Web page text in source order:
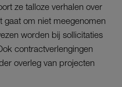
ze talloze verhalen over
gaat om niet meegenomen
worden bij sollicitaties
contractverlengingen
overleg van projecten